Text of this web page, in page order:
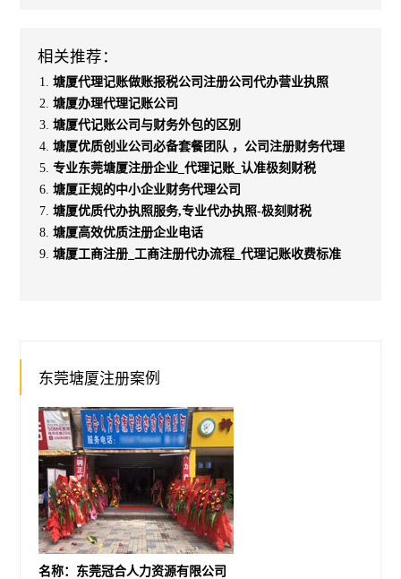
相关推荐：
塘厦代理记账做账报税公司注册公司代办营业执照
塘厦办理代理记账公司
塘厦代记账公司与财务外包的区别
塘厦优质创业公司必备套餐团队 ，公司注册财务代理
专业东莞塘厦注册企业_代理记账_认准极刻财税
塘厦正规的中小企业财务代理公司
塘厦优质代办执照服务,专业代办执照-极刻财税
塘厦高效优质注册企业电话
塘厦工商注册_工商注册代办流程_代理记账收费标准
东莞塘厦注册案例
名称：东莞冠合人力资源有限公司